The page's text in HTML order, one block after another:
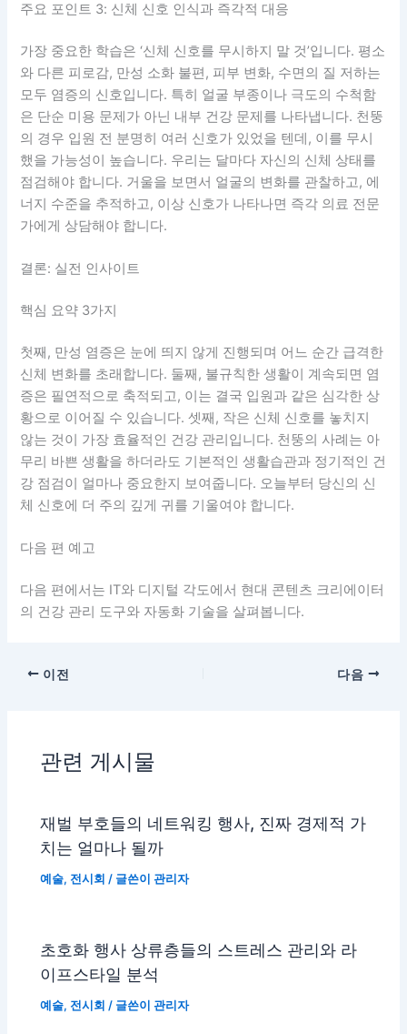
주요 포인트 3: 신체 신호 인식과 즉각적 대응
가장 중요한 학습은 ‘신체 신호를 무시하지 말 것’입니다. 평소
와 다른 피로감, 만성 소화 불편, 피부 변화, 수면의 질 저하는
모두 염증의 신호입니다. 특히 얼굴 부종이나 극도의 수척함
은 단순 미용 문제가 아닌 내부 건강 문제를 나타냅니다. 천뚱
의 경우 입원 전 분명히 여러 신호가 있었을 텐데, 이를 무시
했을 가능성이 높습니다. 우리는 달마다 자신의 신체 상태를
점검해야 합니다. 거울을 보면서 얼굴의 변화를 관찰하고, 에
너지 수준을 추적하고, 이상 신호가 나타나면 즉각 의료 전문
가에게 상담해야 합니다.
결론: 실전 인사이트
핵심 요약 3가지
첫째, 만성 염증은 눈에 띄지 않게 진행되며 어느 순간 급격한
신체 변화를 초래합니다. 둘째, 불규칙한 생활이 계속되면 염
증은 필연적으로 축적되고, 이는 결국 입원과 같은 심각한 상
황으로 이어질 수 있습니다. 셋째, 작은 신체 신호를 놓치지
않는 것이 가장 효율적인 건강 관리입니다. 천뚱의 사례는 아
무리 바쁜 생활을 하더라도 기본적인 생활습관과 정기적인 건
강 점검이 얼마나 중요한지 보여줍니다. 오늘부터 당신의 신
체 신호에 더 주의 깊게 귀를 기울여야 합니다.
다음 편 예고
다음 편에서는 IT와 디지털 각도에서 현대 콘텐츠 크리에이터
의 건강 관리 도구와 자동화 기술을 살펴봅니다.
이전 다음
관련 게시물
재벌 부호들의 네트워킹 행사, 진짜 경제적 가
치는 얼마나 될까
예술, 전시회 / 글쓴이관리자
초호화 행사 상류층들의 스트레스 관리와 라
이프스타일 분석
예술, 전시회 / 글쓴이관리자